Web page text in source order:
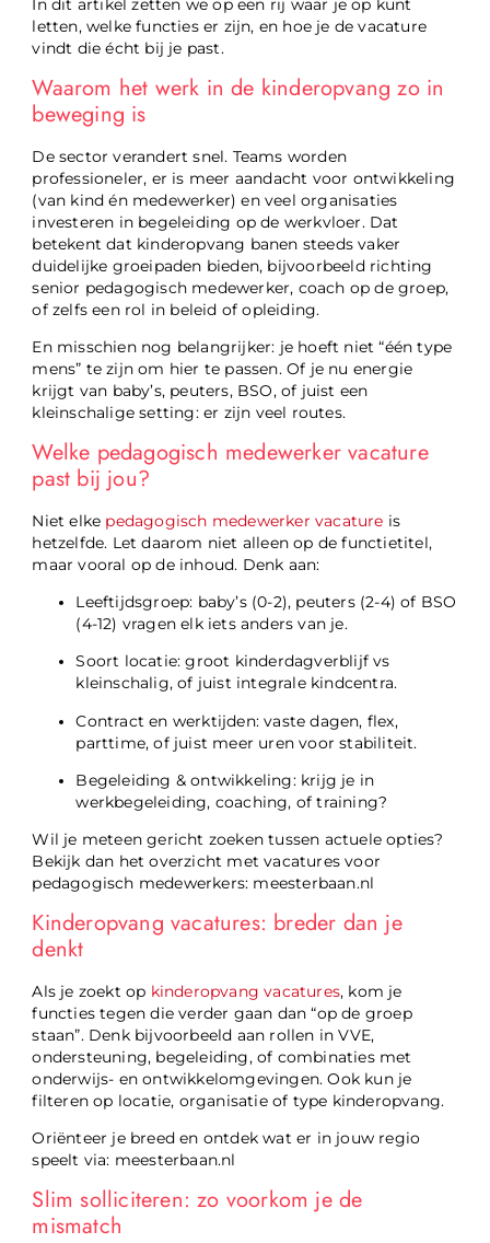
In dit artikel zetten we op een rij waar je op kunt
letten, welke functies er zijn, en hoe je de vacature
vindt die écht bij je past.
Waarom het werk in de kinderopvang zo in
beweging is
De sector verandert snel. Teams worden
professioneler, er is meer aandacht voor ontwikkeling
(van kind én medewerker) en veel organisaties
investeren in begeleiding op de werkvloer. Dat
betekent dat kinderopvang banen steeds vaker
duidelijke groeipaden bieden, bijvoorbeeld richting
senior pedagogisch medewerker, coach op de groep,
of zelfs een rol in beleid of opleiding.
En misschien nog belangrijker: je hoeft niet “één type
mens” te zijn om hier te passen. Of je nu energie
krijgt van baby’s, peuters, BSO, of juist een
kleinschalige setting: er zijn veel routes.
Welke pedagogisch medewerker vacature
past bij jou?
Niet elke pedagogisch medewerker vacature is
hetzelfde. Let daarom niet alleen op de functietitel,
maar vooral op de inhoud. Denk aan:
Leeftijdsgroep: baby’s (0-2), peuters (2-4) of BSO
(4-12) vragen elk iets anders van je.
Soort locatie: groot kinderdagverblijf vs
kleinschalig, of juist integrale kindcentra.
Contract en werktijden: vaste dagen, flex,
parttime, of juist meer uren voor stabiliteit.
Begeleiding & ontwikkeling: krijg je in
werkbegeleiding, coaching, of training?
Wil je meteen gericht zoeken tussen actuele opties?
Bekijk dan het overzicht met vacatures voor
pedagogisch medewerkers: meesterbaan.nl
Kinderopvang vacatures: breder dan je
denkt
Als je zoekt op kinderopvang vacatures, kom je
functies tegen die verder gaan dan “op de groep
staan”. Denk bijvoorbeeld aan rollen in VVE,
ondersteuning, begeleiding, of combinaties met
onderwijs- en ontwikkelomgevingen. Ook kun je
filteren op locatie, organisatie of type kinderopvang.
Oriënteer je breed en ontdek wat er in jouw regio
speelt via: meesterbaan.nl
Slim solliciteren: zo voorkom je de
mismatch